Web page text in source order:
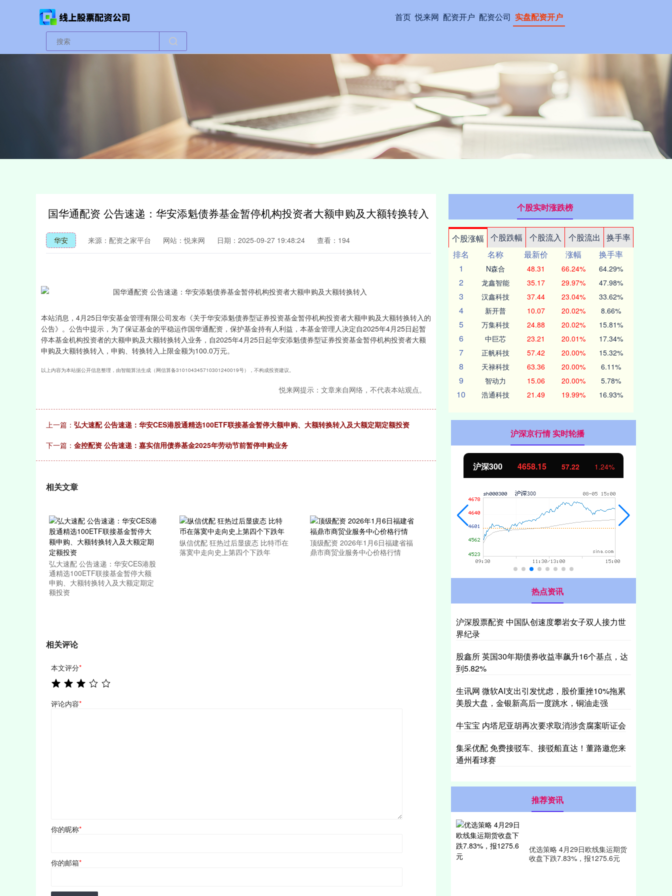
首页 悦来网 配资开户 配资公司 实盘配资开户
国华通配资 公告速递：华安添魁债券基金暂停机构投资者大额申购及大额转换转入
华安 来源：配资之家平台 网站：悦来网 日期：2025-09-27 19:48:24 查看：194
本站消息，4月25日华安基金管理有限公司发布《关于华安添魁债券型证券投资基金暂停机构投资者大额申购及大额转换转入的
公告》。公告中提示，为了保证基金的平稳运作国华通配资，保护基金持有人利益，本基金管理人决定自2025年4月25日起暂
停本基金机构投资者的大额申购及大额转换转入业务，自2025年4月25日起华安添魁债券型证券投资基金暂停机构投资者大额
申购及大额转换转入，申购、转换转入上限金额为100.0万元。
以上内容为本站据公开信息整理，由智能算法生成（网信算备310104345710301240019号），不构成投资建议。
悦来网提示：文章来自网络，不代表本站观点。
上一篇： 弘大速配 公告速递：华安CES港股通精选100ETF联接基金暂停大额申购、大额转换转入及大额定期定额投资
下一篇： 金控配资 公告速递：嘉实信用债券基金2025年劳动节前暂停申购业务
相关文章
弘大速配 公告速递：华安CES港股
通精选100ETF联接基金暂停大额
申购、大额转换转入及大额定期定
额投资
纵信优配 狂热过后显疲态 比特币在
落寞中走向史上第四个下跌年
顶级配资 2026年1月6日福建省福
鼎市商贸业服务中心价格行情
相关评论
本文评分*
评论内容*
你的昵称*
你的邮箱*
个股实时涨跌榜
个股涨幅 个股跌幅 个股流入 个股流出
换手率
排名
名称 最新价 涨幅
换手率
1
N森合 48.31 66.24% 64.29%
2 龙鑫智能 35.17 29.97% 47.98%
3 汉鑫科技 37.44 23.04% 33.62%
4 新开普 10.07 20.02% 8.66%
5 万集科技 24.88 20.02% 15.81%
6 中巨芯 23.21 20.01% 17.34%
7 正帆科技 57.42 20.00% 15.32%
8 天禄科技 63.36 20.00% 6.11%
9 智动力 15.06 20.00% 5.78%
10 浩通科技 21.49 19.99% 16.93%
沪深京行情 实时轮播
沪深300 4658.15 57.22 1.24%
热点资讯
沪深股票配资 中国队创速度攀岩女子双人接力世
界纪录
股鑫所 英国30年期债券收益率飙升16个基点，达
到5.82%
生讯网 微软AI支出引发忧虑，股价重挫10%拖累
美股大盘，金银新高后一度跳水，铜油走强
牛宝宝 内塔尼亚胡再次要求取消涉贪腐案听证会
集采优配 免费接驳车、接驳船直达！董路邀您来
通州看球赛
推荐资讯
优选策略 4月29日欧线集运期货
收盘下跌7.83%，报1275.6元